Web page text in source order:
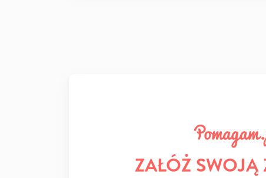
ZAŁÓŻ SWOJĄ